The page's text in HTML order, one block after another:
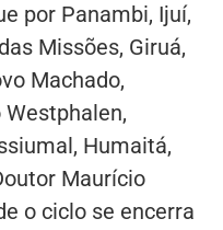
por Panambi, Ijuí,
Missões, Giruá,
Machado,
Humaitá,
Maurício
o ciclo se encerra